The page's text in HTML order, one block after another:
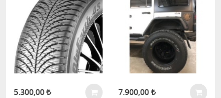
5.300,00 7.900,00